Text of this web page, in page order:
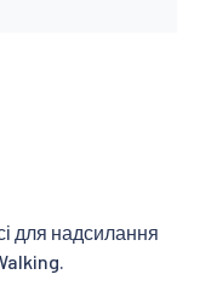
для надсилання